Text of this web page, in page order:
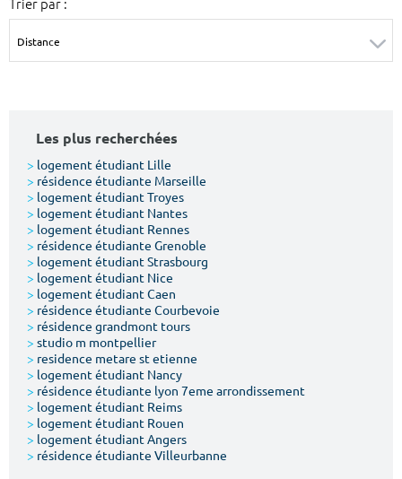
€ €
Surface min Surface max
Type de location
Votre date d'entrée
Chercher
Les plus recherchées
> logement étudiant Lille
> résidence étudiante Marseille
> logement étudiant Troyes
> logement étudiant Nantes
> logement étudiant Rennes
> résidence étudiante Grenoble
> logement étudiant Strasbourg
> logement étudiant Nice
> logement étudiant Caen
> résidence étudiante Courbevoie
> résidence grandmont tours
> studio m montpellier
> residence metare st etienne
> logement étudiant Nancy
> résidence étudiante lyon 7eme arrondissement
> logement étudiant Reims
> logement étudiant Rouen
> logement étudiant Angers
> résidence étudiante Villeurbanne